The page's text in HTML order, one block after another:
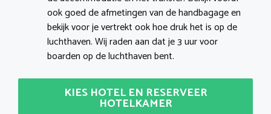
ook goed de afmetingen van de handbagage en
bekijk voor je vertrekt ook hoe druk het is op de
luchthaven. Wij raden aan dat je 3 uur voor
boarden op de luchthaven bent.
KIES HOTEL EN RESERVEER
HOTELKAMER